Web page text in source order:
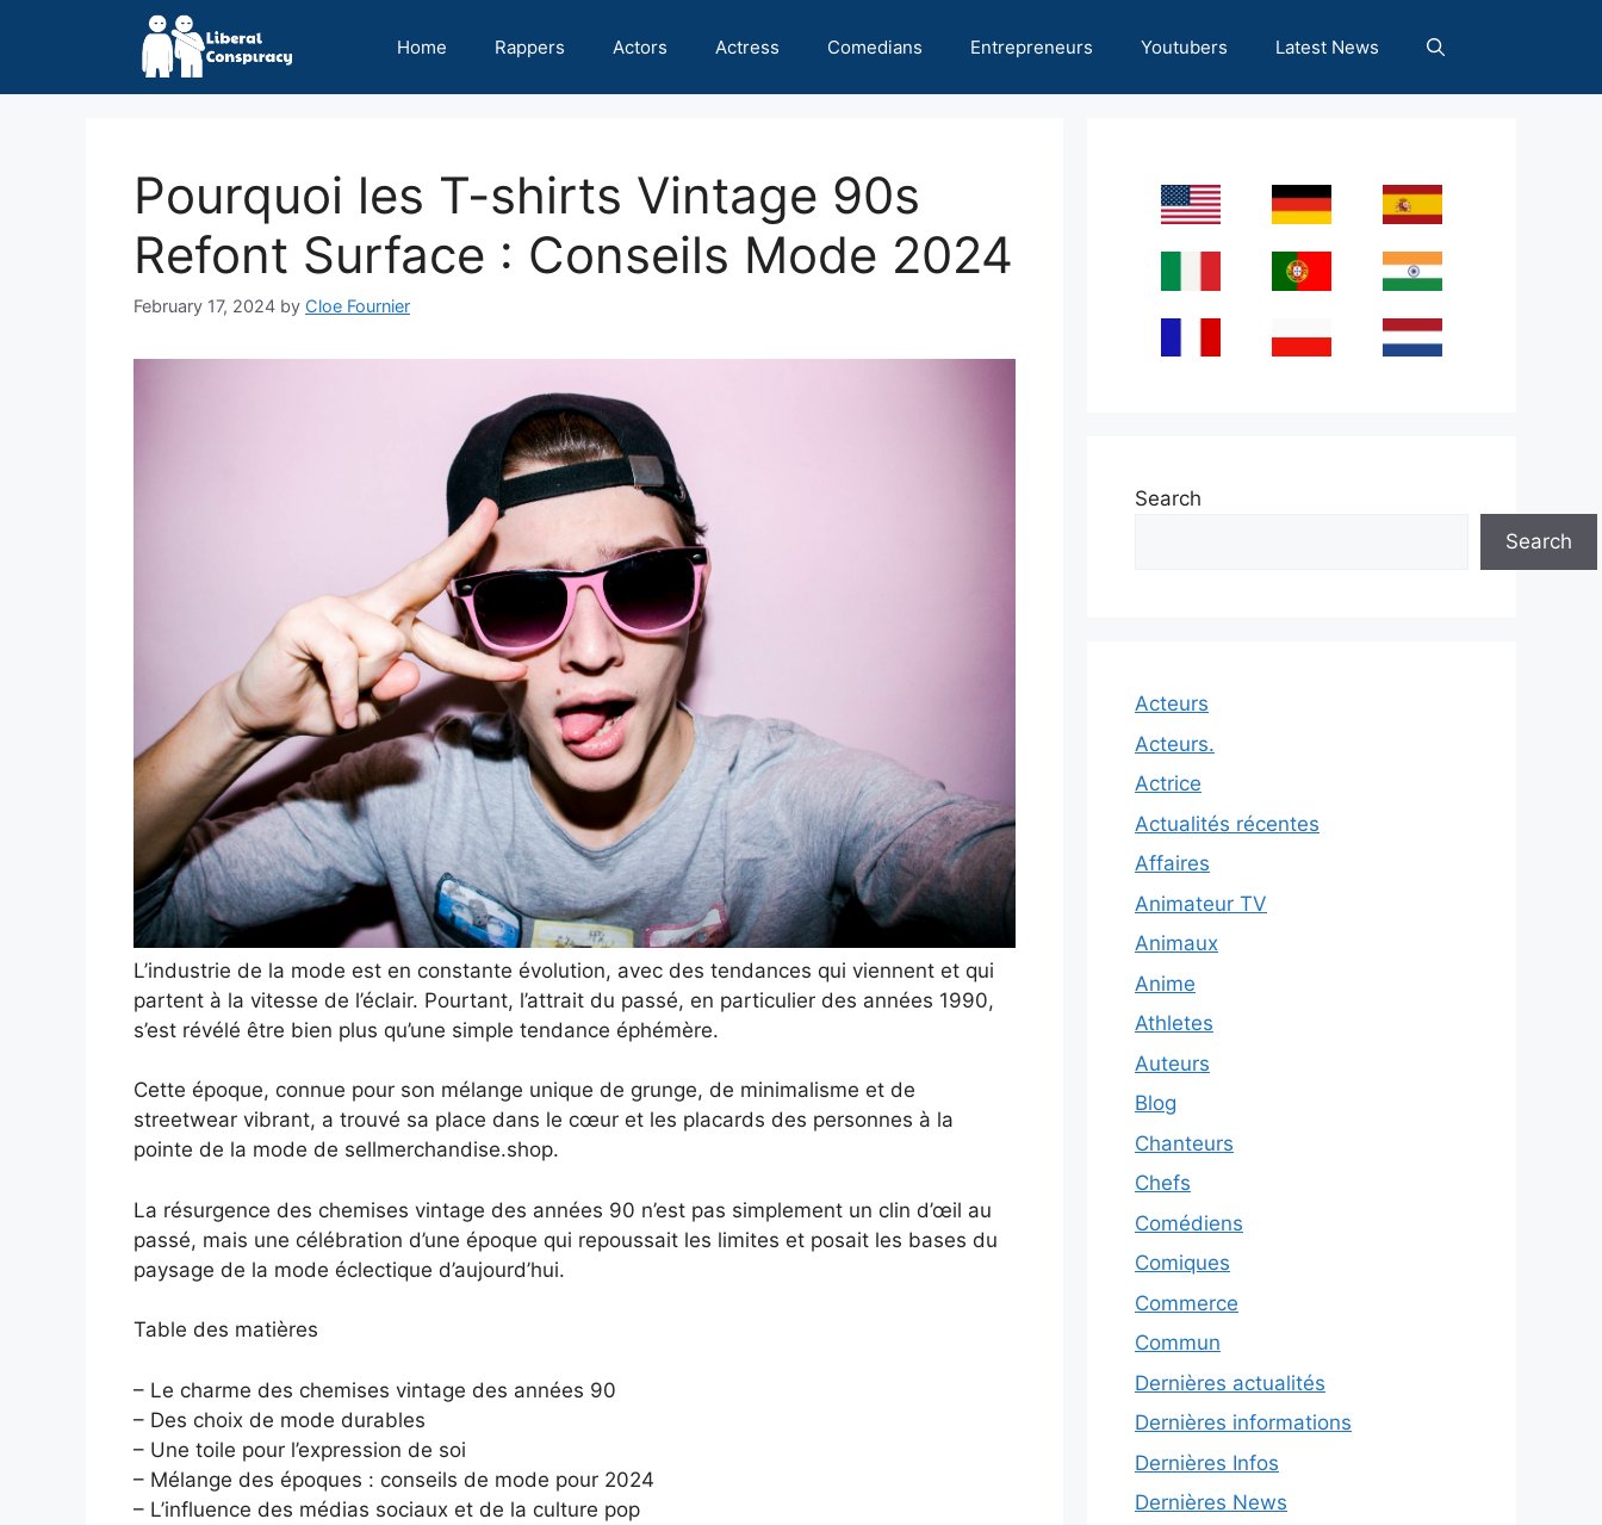
Home Rappers Actors Actress Comedians Entrepreneurs Youtubers Latest News
Pourquoi les T-shirts Vintage 90s
Refont Surface : Conseils Mode 2024
February 17, 2024 by Cloe Fournier
L’industrie de la mode est en constante évolution, avec des tendances qui viennent et qui
partent à la vitesse de l’éclair. Pourtant, l’attrait du passé, en particulier des années 1990,
s’est révélé être bien plus qu’une simple tendance éphémère.
Cette époque, connue pour son mélange unique de grunge, de minimalisme et de
streetwear vibrant, a trouvé sa place dans le cœur et les placards des personnes à la
pointe de la mode de sellmerchandise.shop.
La résurgence des chemises vintage des années 90 n’est pas simplement un clin d’œil au
passé, mais une célébration d’une époque qui repoussait les limites et posait les bases du
paysage de la mode éclectique d’aujourd’hui.
Table des matières
– Le charme des chemises vintage des années 90
– Des choix de mode durables
– Une toile pour l’expression de soi
– Mélange des époques : conseils de mode pour 2024
– L’influence des médias sociaux et de la culture pop
Search
Search
Acteurs
Acteurs.
Actrice
Actualités récentes
Affaires
Animateur TV
Animaux
Anime
Athletes
Auteurs
Blog
Chanteurs
Chefs
Comédiens
Comiques
Commerce
Commun
Dernières actualités
Dernières informations
Dernières Infos
Dernières News